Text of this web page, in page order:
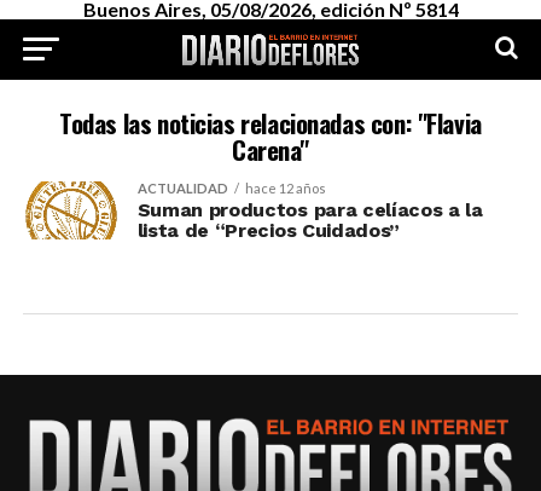
Buenos Aires, 05/08/2026, edición Nº 5814
Todas las noticias relacionadas con: "Flavia
Carena"
ACTUALIDAD hace 12 años
Suman productos para celíacos a la
lista de “Precios Cuidados”